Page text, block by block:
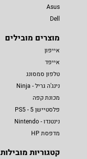
Asus
Dell
מוצרים מובילים
אייפון
אייפד
טלפון סמסונג
נינג'ה גריל - Ninja
מכונת קפה
פלסטיישן 5 - PS5
נינטנדו - Nintendo
מדפסת HP
קטגוריות מובילות